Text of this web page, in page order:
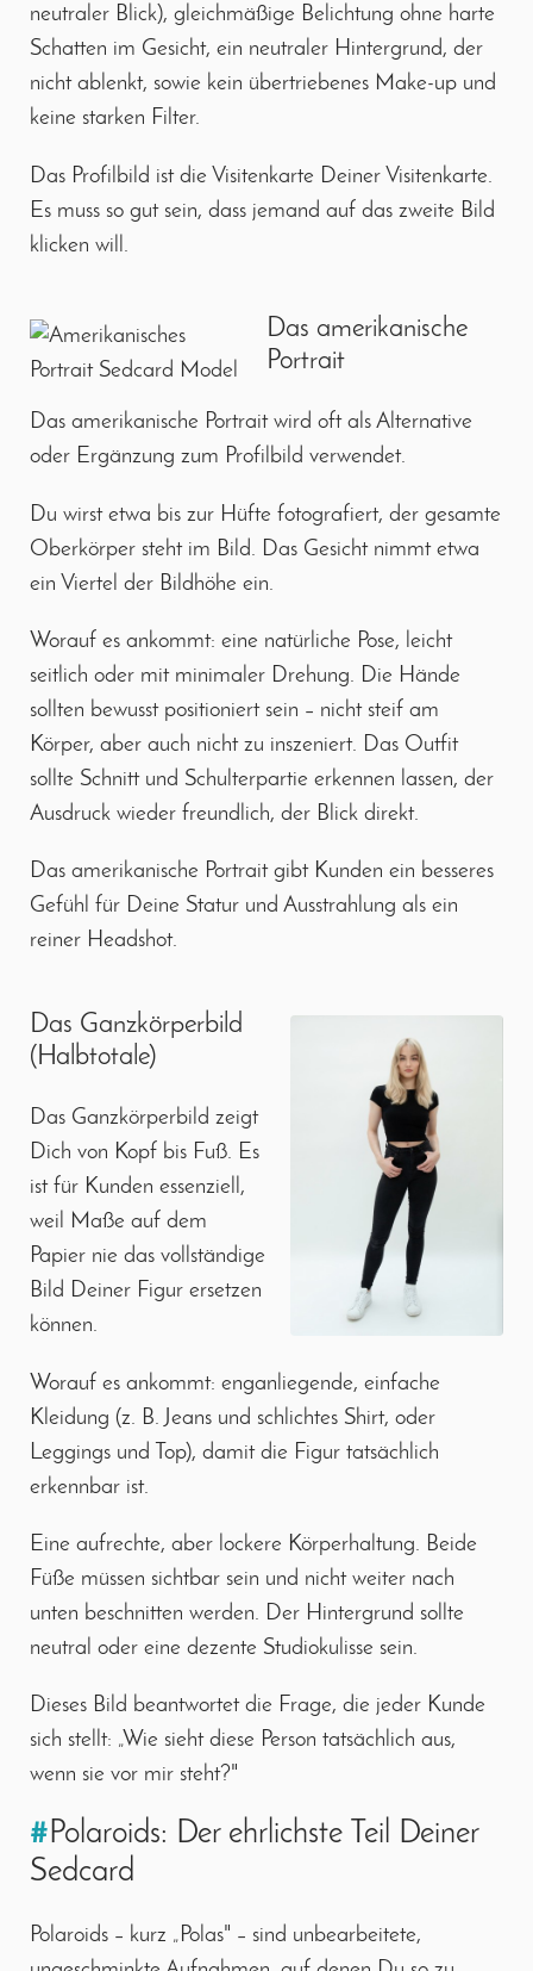
neutraler Blick), gleichmäßige Belichtung ohne harte
Schatten im Gesicht, ein neutraler Hintergrund, der
nicht ablenkt, sowie kein übertriebenes Make-up und
keine starken Filter.
Das Profilbild ist die Visitenkarte Deiner Visitenkarte.
Es muss so gut sein, dass jemand auf das zweite Bild
klicken will.
Das amerikanische
Portrait
Das amerikanische Portrait wird oft als Alternative
oder Ergänzung zum Profilbild verwendet.
Du wirst etwa bis zur Hüfte fotografiert, der gesamte
Oberkörper steht im Bild. Das Gesicht nimmt etwa
ein Viertel der Bildhöhe ein.
Worauf es ankommt: eine natürliche Pose, leicht
seitlich oder mit minimaler Drehung. Die Hände
sollten bewusst positioniert sein – nicht steif am
Körper, aber auch nicht zu inszeniert. Das Outfit
sollte Schnitt und Schulterpartie erkennen lassen, der
Ausdruck wieder freundlich, der Blick direkt.
Das amerikanische Portrait gibt Kunden ein besseres
Gefühl für Deine Statur und Ausstrahlung als ein
reiner Headshot.
Das Ganzkörperbild
(Halbtotale)
Das Ganzkörperbild zeigt
Dich von Kopf bis Fuß. Es
ist für Kunden essenziell,
weil Maße auf dem
Papier nie das vollständige
Bild Deiner Figur ersetzen
können.
Worauf es ankommt: enganliegende, einfache
Kleidung (z. B. Jeans und schlichtes Shirt, oder
Leggings und Top), damit die Figur tatsächlich
erkennbar ist.
Eine aufrechte, aber lockere Körperhaltung. Beide
Füße müssen sichtbar sein und nicht weiter nach
unten beschnitten werden. Der Hintergrund sollte
neutral oder eine dezente Studiokulisse sein.
Dieses Bild beantwortet die Frage, die jeder Kunde
sich stellt: „Wie sieht diese Person tatsächlich aus,
wenn sie vor mir steht?"
#Polaroids: Der ehrlichste Teil Deiner
Sedcard
Polaroids – kurz „Polas" – sind unbearbeitete,